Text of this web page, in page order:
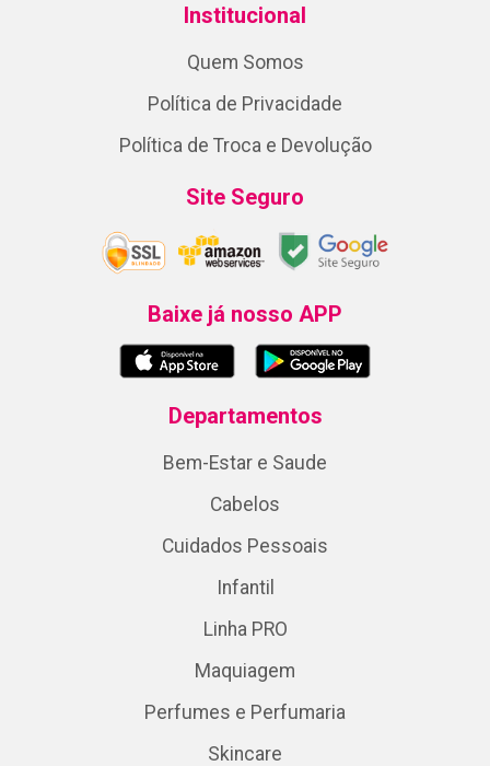
Institucional
Quem Somos
Política de Privacidade
Política de Troca e Devolução
Site Seguro
Baixe já nosso APP
Departamentos
Bem-Estar e Saude
Cabelos
Cuidados Pessoais
Infantil
Linha PRO
Maquiagem
Perfumes e Perfumaria
Skincare